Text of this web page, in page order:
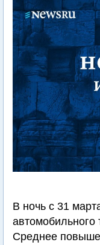
В ночь с 31
автомобильного
Среднее